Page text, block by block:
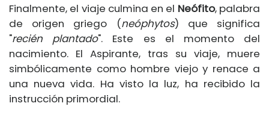
Finalmente, el viaje culmina en el Neófito, palabra
de origen griego (neóphytos) que significa
"recién plantado". Este es el momento del
nacimiento. El Aspirante, tras su viaje, muere
simbólicamente como hombre viejo y renace a
una nueva vida. Ha visto la luz, ha recibido la
instrucción primordial.